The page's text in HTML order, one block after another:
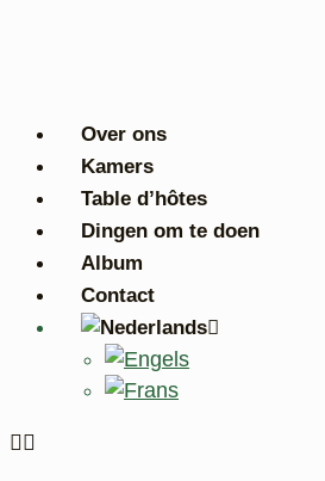
Over ons
Kamers
Table d’hôtes
Dingen om te doen
Album
Contact